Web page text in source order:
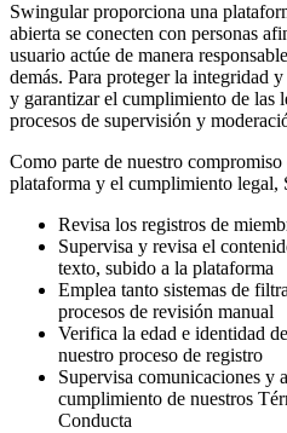
Swingular proporciona una
abierta se conecten con personas
usuario actúe de manera
demás. Para proteger la integridad
y garantizar el cumplimiento de las
procesos de supervisión y
Como parte de nuestro
plataforma y el cumplimiento legal,
Revisa los registros de
Supervisa y revisa el
texto, subido a la plataforma
Emplea tanto sistemas de
procesos de revisión manual
Verifica la edad e identidad
nuestro proceso de registro
Supervisa comunicaciones y
cumplimiento de nuestros
Conducta